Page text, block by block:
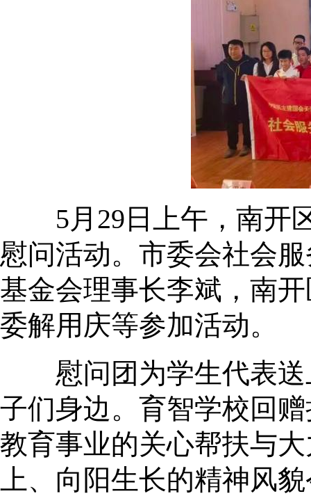
5月29日上午，南开区
慰问活动。市委会社会
基金会理事长李斌，南
委解用庆等参加活动。
慰问团为学生代表送
子们身边。育智学校回
教育事业的关心帮扶与
上、向阳生长的精神风